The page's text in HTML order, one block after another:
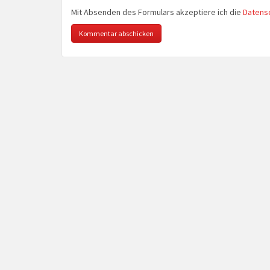
Mit Absenden des Formulars akzeptiere ich die